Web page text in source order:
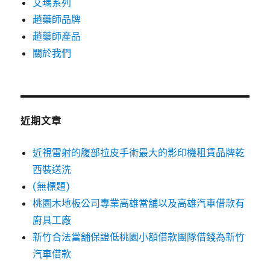
艾瑪系列
趙藥師品牌
趙藥師產品
關於我們
近期文章
近視雷射的腹部拉皮手術最大的影印機租賃品牌乾
西裝送洗
(無標題)
桃園木地板公司專業高雄當舖以及高雄汽車借款有
廚具工廠
新竹合法當舖保證低桃園小額借款團隊借錢為新竹
汽車借款